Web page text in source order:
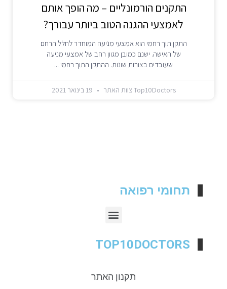
התקנים הורמונליים – מה הופך אותם
לאמצעי ההגנה הטוב ביותר עבורך?
התקן תוך רחמי הוא אמצעי מניעה המוחדר לחלל הרחם
של האישה. ישנם כמובן מגוון רחב של אמצעי מניעה
שעובדים בצורות שונות. ההתקן התוך רחמי
Top10Doctors צוות האתר
תחומי רפואה
TOP10DOCTORS
תקנון האתר